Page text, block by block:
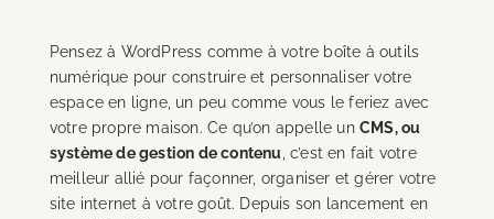
Pensez à WordPress comme à votre boîte à outils
numérique pour construire et personnaliser votre
espace en ligne, un peu comme vous le feriez avec
votre propre maison. Ce qu’on appelle un CMS, ou
système de gestion de contenu, c’est en fait votre
meilleur allié pour façonner, organiser et gérer votre
site internet à votre goût. Depuis son lancement en